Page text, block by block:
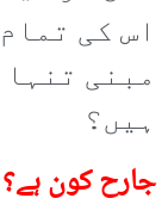
اس کی
مبنی
ہیں؟
جارح کون ہے؟